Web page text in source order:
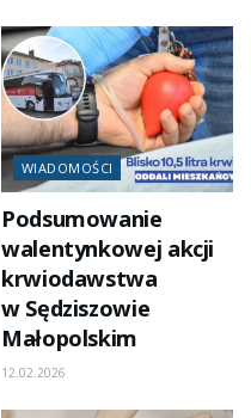
WIADOMOŚCI
Podsumowanie
walentynkowej akcji
krwiodawstwa
w Sędziszowie
Małopolskim
12.02.2026